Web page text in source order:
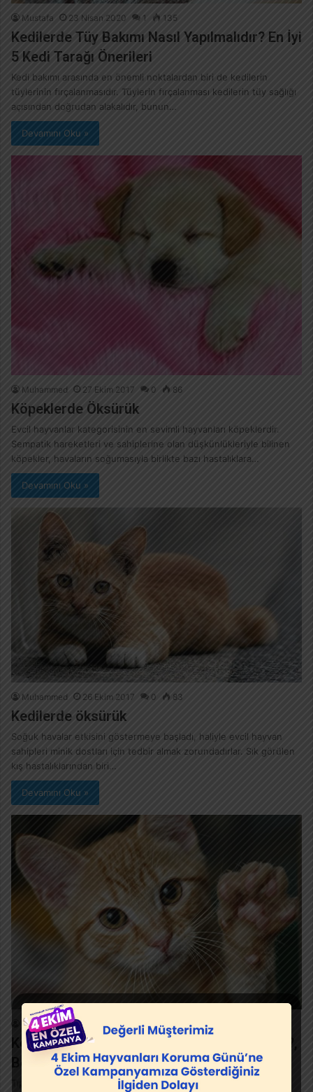
Mustafa 23 Nisan 2020 1 135
Kedilerde Tüy Bakımı Nasıl Yapılmalıdır? En İyi
5 Kedi Tarağı Önerileri
Kedi bakımı arasında en önemli noktalardan biri de kedilerin
tüylerinin fırçalanmasıdır. Tüylerin fırçalanması kedilerin tüy sağlığı
açısından doğrudan alakalıdır, bunun…
Devamını Oku »
Muhammed 27 Ekim 2017 0 86
Köpeklerde Öksürük
Evcil hayvanlar kategorisinin en sevimli hayvanları köpeklerdir.
Sempatik hareketleri ve sahiplerine olan düşkünlükleriyle bilinen
köpekler, havaların soğumasıyla birlikte bazı hastalıklara…
Devamını Oku »
Muhammed 26 Ekim 2017 0 83
Kedilerde öksürük
Soğuk havalar etkisini göstermeye başladı, haliyle evcil hayvan
sahipleri minik dostları için tedbir almak zorundadırlar. Sık görülen
kış hastalıklarından biri…
Devamını Oku »
Muhammed 16 Ekim 2017 0 110
Kedilerde Soğuk Algınlığı Nasıl Tedavi Edilir?,
Belirtileri Nelerdir?
Tıpkı insanlarda olduğu gibi grip kedilerde de görülür. Kedilerde